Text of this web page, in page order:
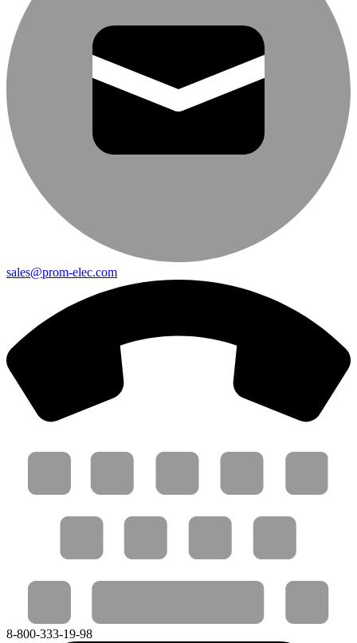
sales@prom-elec.com
8-800-333-19-98